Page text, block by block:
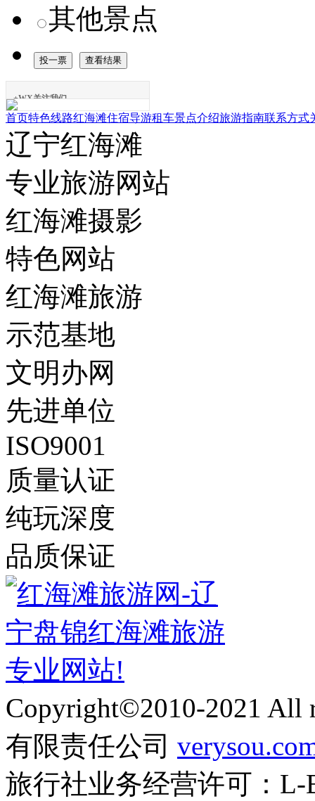
其他景点
+WX关注我们
首页特色线路红海滩住宿导游租车景点介绍旅游指南联系方式
辽宁红海滩
专业旅游网站
红海滩摄影
特色网站
红海滩旅游
示范基地
文明办网
先进单位
ISO9001
质量认证
纯玩深度
品质保证
Copyright©2010-2021 All
有限责任公司
旅行社业务经营许可：L-